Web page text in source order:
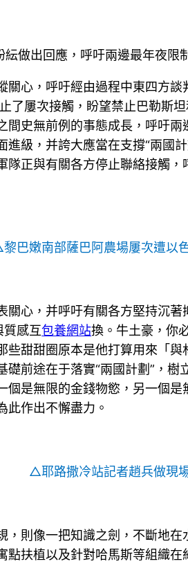
紜做出回應，呼吁兩邊最年夜限
關心，呼吁經由過程中東四方
了屢次接觸，盼望禁止巴勒斯
史無前例的事態成長，呼吁
進級，并誇大應當在支撐“兩國
隊正與有關各方停止聯絡接觸
巴嫩南部薩巴阿農場屢次遭以
心，并呼吁有關各方堅持沉
質感互包養網站換。牛土豪，你
甜甜圈原本是他打算用來「
前途在于落實“兩國計劃”，
是無限的金錢物慾，另一個
此作出不懈盡力。
△耶路撒冷站記者趙兵做現
，則像一把知識之劍，不斷地
扶植以及針對哈馬斯等組織